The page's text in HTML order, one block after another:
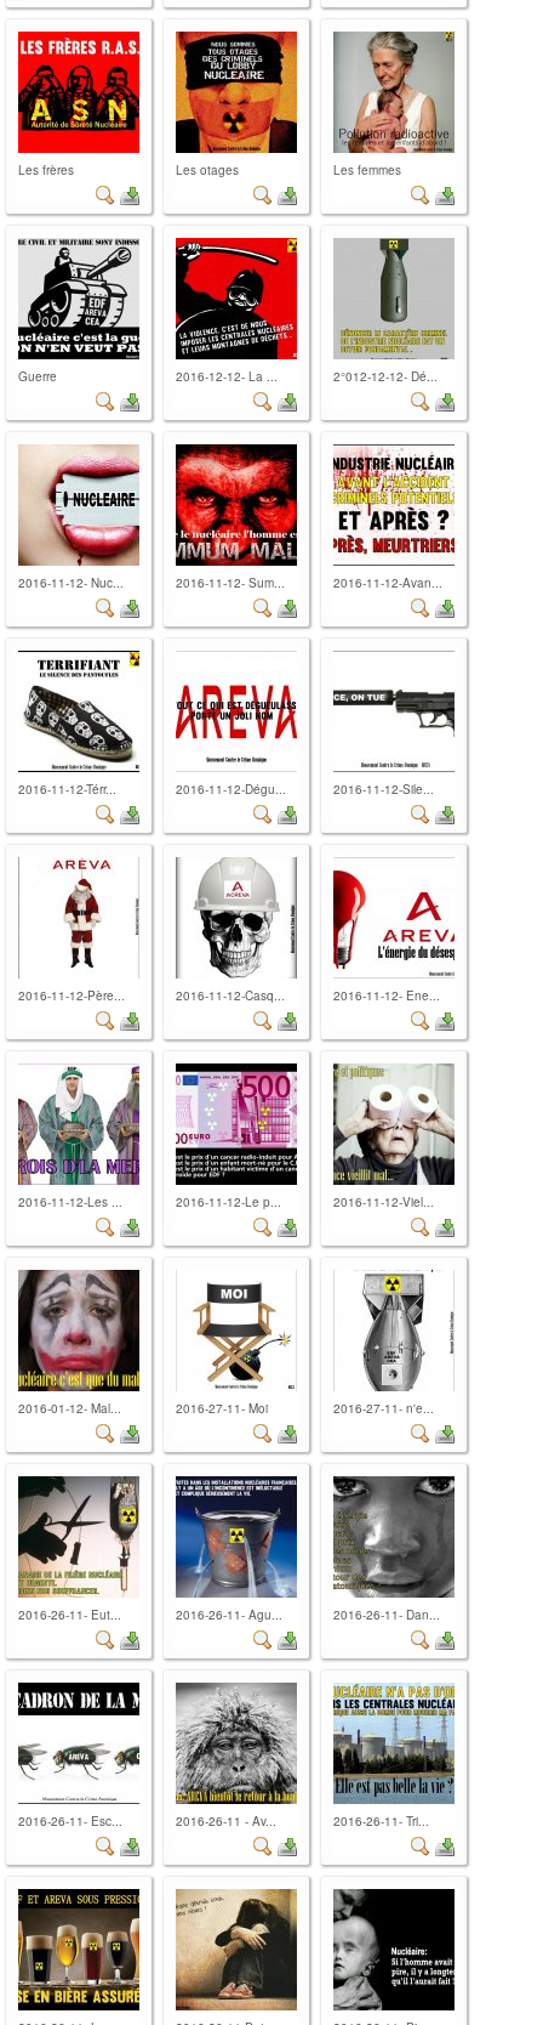
Les frères Les otages Les femmes
Guerre 2016-12-12- La ... 2°012-12-12- Dé...
2016-11-12- Nuc... 2016-11-12- Sum... 2016-11-12-Avan...
2016-11-12-Térr... 2016-11-12-Dégu... 2016-11-12-Sile...
2016-11-12-Père... 2016-11-12-Casq... 2016-11-12- Ene...
2016-11-12-Les ... 2016-11-12-Le p... 2016-11-12-Viel...
2016-01-12- Mal... 2016-27-11- Moi 2016-27-11- n'e...
2016-26-11- Eut... 2016-26-11- Agu... 2016-26-11- Dan...
2016-26-11- Esc... 2016-26-11 - Av... 2016-26-11- Tri...